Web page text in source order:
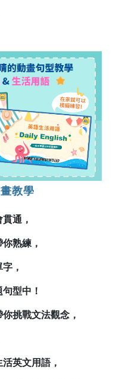
教學
通，
熟練，
，
型中！
挑戰文法觀念，
英文用語，